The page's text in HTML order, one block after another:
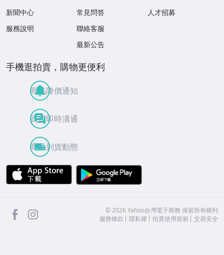
新聞中心
服務說明
常見問答
聯絡客服
最新公告
人才招募
手機逛拍賣，購物更便利
商品降價通知
買賣即時溝通
商品到貨動態
APP Store
facebook ©2026 Yahoo台灣電子商務 保留所有權利
服務條款
隱私權 拍賣使用規範 交易安全